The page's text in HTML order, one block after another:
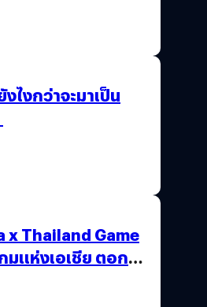
ไงกว่าจะมาเป็น
x Thailand Game
แห่งเอเชีย ตอกย้ำ
ำเร็จ